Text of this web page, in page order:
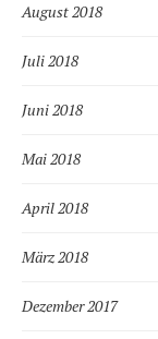
August 2018
Juli 2018
Juni 2018
Mai 2018
April 2018
März 2018
Dezember 2017